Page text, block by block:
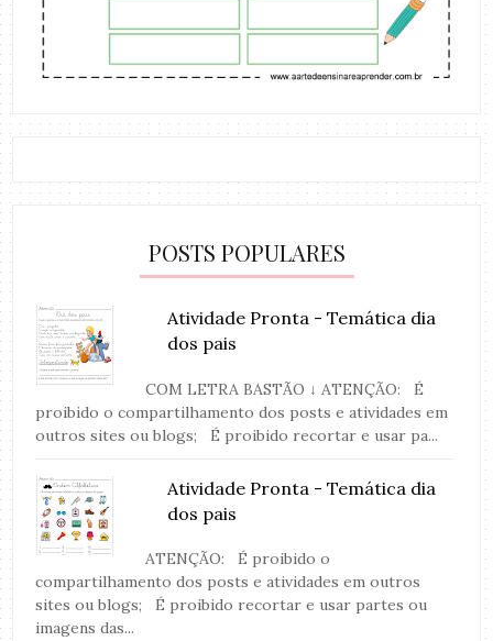
POSTS POPULARES
Atividade Pronta - Temática dia
dos pais
COM LETRA BASTÃO ↓ ATENÇÃO: É
proibido o compartilhamento dos posts e atividades em
outros sites ou blogs; É proibido recortar e usar pa...
Atividade Pronta - Temática dia
dos pais
ATENÇÃO: É proibido o
compartilhamento dos posts e atividades em outros
sites ou blogs; É proibido recortar e usar partes ou
imagens das...